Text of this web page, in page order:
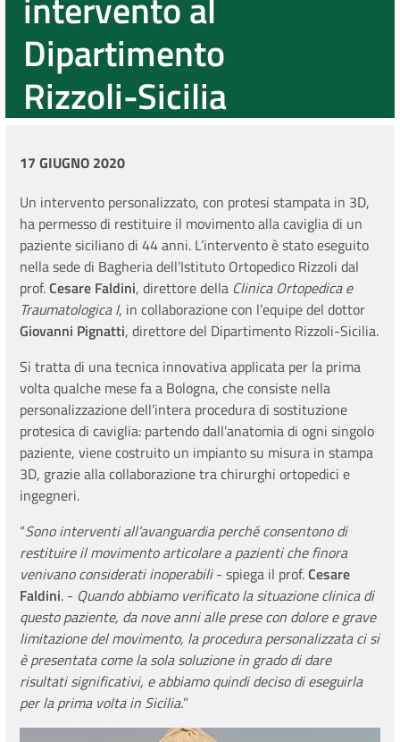
Dipartimento
Rizzoli-Sicilia
17 GIUGNO 2020
Un intervento personalizzato, con protesi stampata in 3D,
ha permesso di restituire il movimento alla caviglia di un
paziente siciliano di 44 anni. L’intervento è stato eseguito
nella sede di Bagheria dell’Istituto Ortopedico Rizzoli dal
prof.Cesare Faldini, direttore della Clinica Ortopedica e
Traumatologica I, in collaborazione con l’equipe del dottor
Giovanni Pignatti, direttore del Dipartimento Rizzoli-Sicilia.
Si tratta di una tecnica innovativa applicata per la prima
volta qualche mese fa a Bologna, che consiste nella
personalizzazione dell’intera procedura di sostituzione
protesica di caviglia: partendo dall’anatomia di ogni singolo
paziente, viene costruito un impianto su misura in stampa
3D, grazie alla collaborazione tra chirurghi ortopedici e
ingegneri.
“Sono interventi all’avanguardia perché consentono di
restituire il movimento articolare a pazienti che finora
venivano considerati inoperabili- spiega il prof.Cesare
Faldini. - Quando abbiamo verificato la situazione clinica di
questo paziente, da nove anni alle prese con dolore e grave
limitazione del movimento, la procedura personalizzata ci si
è presentata come la sola soluzione in grado di dare
risultati significativi, e abbiamo quindi deciso di eseguirla
per la prima volta in Sicilia.”